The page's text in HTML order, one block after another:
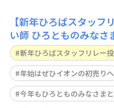
【新年ひろばスタッ
い師 ひろとものみなさま、明けましておめでとうござい
ます。 旧年中は格別の
うございました。 今回の年末年始は非常に曜日まわりに
恵まれており、カレン
なら、12月27日から1月
新年ひろばスタッフリレー
年始はぜひイオンの初売りへ
今年もひろとものみなさま